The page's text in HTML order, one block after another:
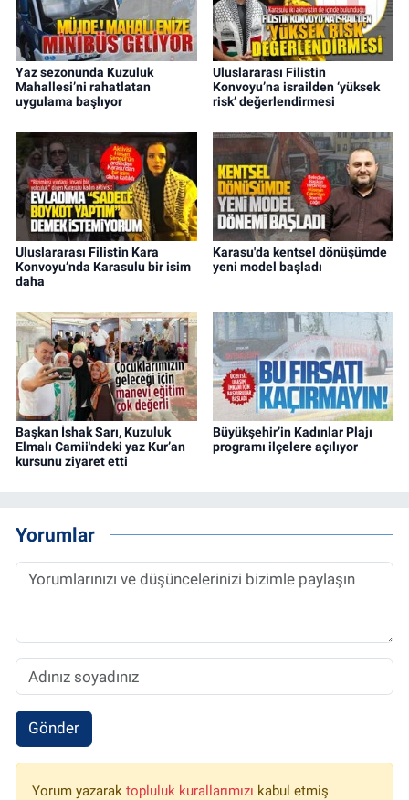
Yaz sezonunda Kuzuluk
Mahallesi’ni rahatlatan
uygulama başlıyor
Uluslararası Filistin
Konvoyu’na israilden ‘yüksek
risk’ değerlendirmesi
Uluslararası Filistin Kara
Konvoyu’nda Karasulu bir isim
daha
Karasu'da kentsel dönüşümde
yeni model başladı
Başkan İshak Sarı, Kuzuluk
Elmalı Camii'ndeki yaz Kur’an
kursunu ziyaret etti
Büyükşehir’in Kadınlar Plajı
programı ilçelere açılıyor
Yorumlar
Gönder
Yorum yazarak topluluk kurallarımızı kabul etmiş